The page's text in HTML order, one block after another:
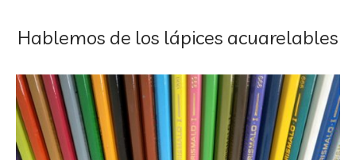
Hablemos de los lápices acuarelables